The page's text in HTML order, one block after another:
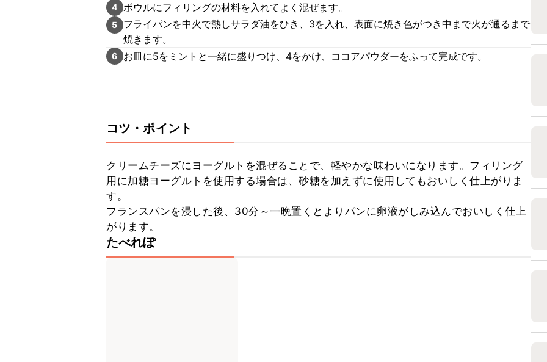
4 ボウルにフィリングの材料を入れてよく混ぜます。
5
フライパンを中火で熱しサラダ油をひき、3を入れ、表面に焼き色がつき中まで火が通るまで
焼きます。
6 お皿に5をミントと一緒に盛りつけ、4をかけ、ココアパウダーをふって完成です。
コツ・ポイント
クリームチーズにヨーグルトを混ぜることで、軽やかな味わいになります。フィリング
用に加糖ヨーグルトを使用する場合は、砂糖を加えずに使用してもおいしく仕上がりま
す。
フランスパンを浸した後、30分～一晩置くとよりパンに卵液がしみ込んでおいしく仕上
がります。
たべれぽ